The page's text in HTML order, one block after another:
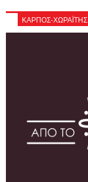
ΚΑΡΠΟΣ-ΧΩΡΑΪΤΗΣ